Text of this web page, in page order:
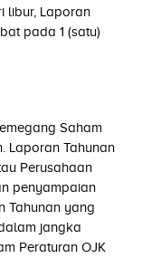
libur, Laporan
pada 1 (satu)
Saham
Laporan Tahunan
Perusahaan
penyampaian
Tahunan yang
jangka
Peraturan OJK